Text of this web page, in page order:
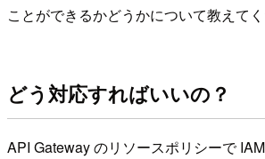
ことができるかどうかについて教えてく
どう対応すればいいの？
API Gateway のリソースポリシーで